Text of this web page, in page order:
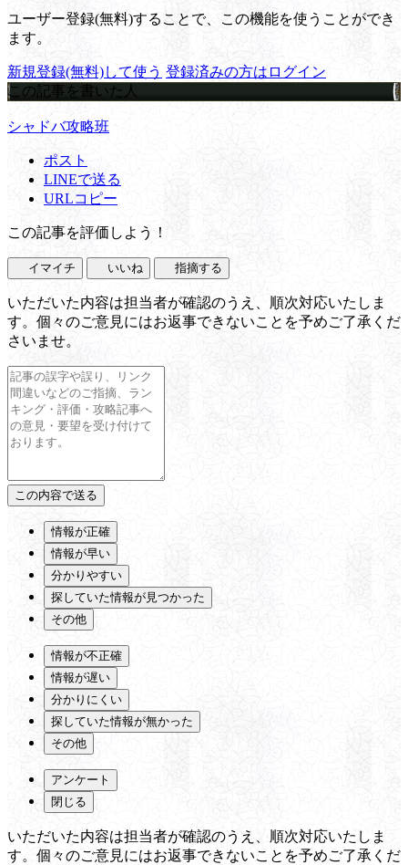
ユーザー登録(無料)することで、この機能を使うことができ
ます。
新規登録(無料)して使う 登録済みの方はログイン
この記事を書いた人
シャドバ攻略班
ポスト
LINEで送る
URLコピー
この記事を評価しよう！
イマイチ いいね 指摘する
いただいた内容は担当者が確認のうえ、順次対応いたしま
す。個々のご意見にはお返事できないことを予めご了承くだ
さいませ。
情報が正確
情報が早い
分かりやすい
探していた情報が見つかった
その他
情報が不正確
情報が遅い
分かりにくい
探していた情報が無かった
その他
アンケート
閉じる
いただいた内容は担当者が確認のうえ、順次対応いたしま
す。個々のご意見にはお返事できないことを予めご了承くだ